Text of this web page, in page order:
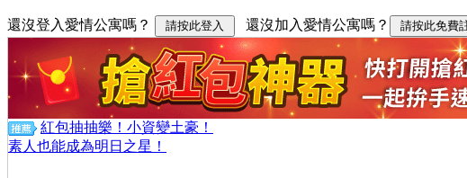
還沒登入愛情公寓嗎？ 還沒加入愛情公寓嗎？
紅包抽抽樂！小資變土豪！
素人也能成為明日之星！